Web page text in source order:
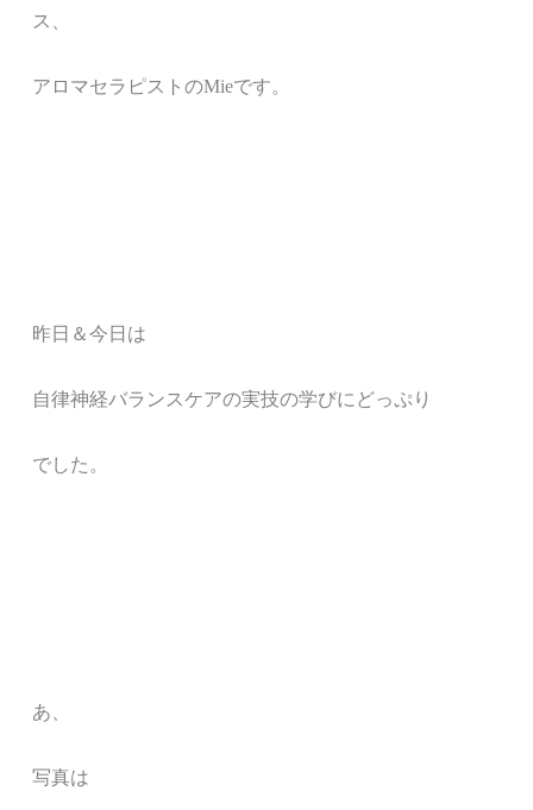
ス、
アロマセラピストのMieです。
昨日＆今日は
自律神経バランスケアの実技の学びにどっぷり
でした。
あ、
写真は